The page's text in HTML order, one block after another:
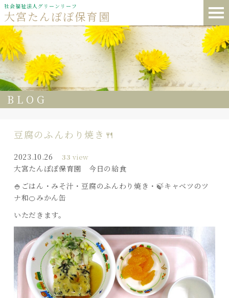
社会福祉法人グリーンリーフ
大宮たんぽぽ保育園
BLOG
豆腐のふんわり焼き🍴
2023.10.26 33 view
大宮たんぽぽ保育園 今日の給食
🍚ごはん・みそ汁・豆腐のふんわり焼き・🍃キャベツのツ
ナ和🍊みかん缶
いただきます。